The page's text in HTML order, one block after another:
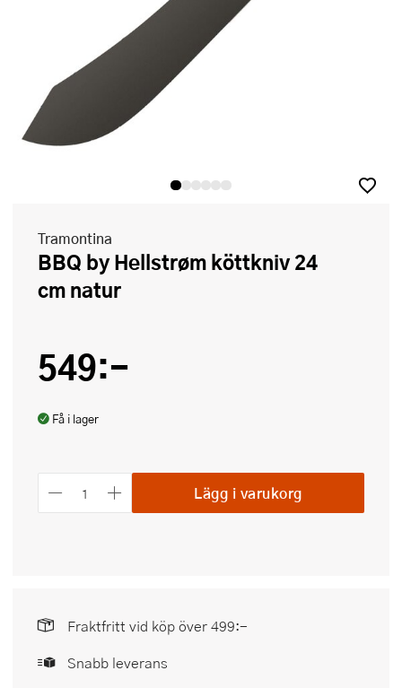
Tramontina
BBQ by Hellstrøm köttkniv 24
cm natur
549:-
Få i lager
Lägg i varukorg
Fraktfritt vid köp över 499:-
Snabb leverans